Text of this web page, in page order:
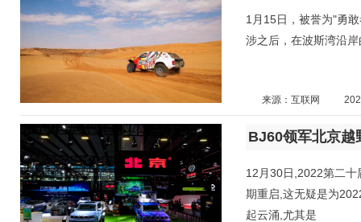
1月15日，被誉为"勇
涉之后，在波斯湾沿
来源：互联网
12月30日,2022第二
期重启,这无疑是为
起云涌,尤其是